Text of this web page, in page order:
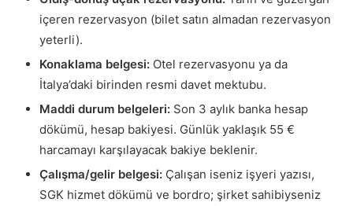
içeren rezervasyon (bilet satın almadan rezervasyon
yeterli).
Konaklama belgesi: Otel rezervasyonu ya da
İtalya’daki birinden resmi davet mektubu.
Maddi durum belgeleri: Son 3 aylık banka hesap
dökümü, hesap bakiyesi. Günlük yaklaşık 55 €
harcamayı karşılayacak bakiye beklenir.
Çalışma/gelir belgesi: Çalışan iseniz işyeri yazısı,
SGK hizmet dökümü ve bordro; şirket sahibiyseniz